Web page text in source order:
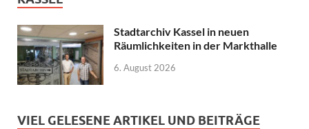
Stadtarchiv Kassel in neuen
Räumlichkeiten in der Markthalle
6. August 2026
VIEL GELESENE ARTIKEL UND BEITRÄGE